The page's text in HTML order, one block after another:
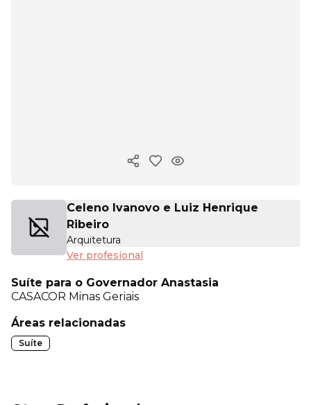
Copiar enlace
Celeno Ivanovo e Luiz Henrique
Ribeiro
Arquitetura
Ver profesional
Suíte para o Governador Anastasia
CASACOR Minas Geriais
Áreas relacionadas
Suíte